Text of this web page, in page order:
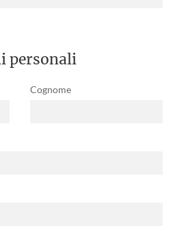
personali
Cognome